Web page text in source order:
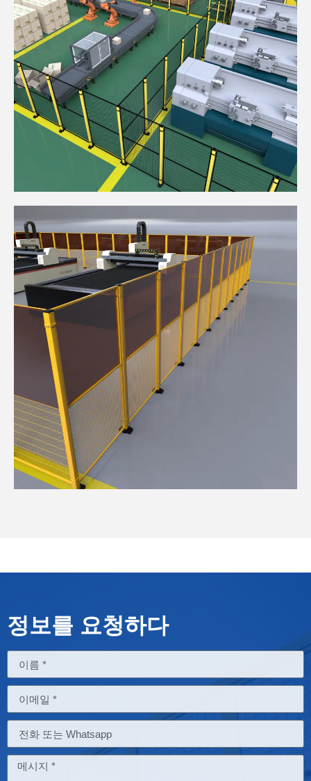
정보를 요청하다